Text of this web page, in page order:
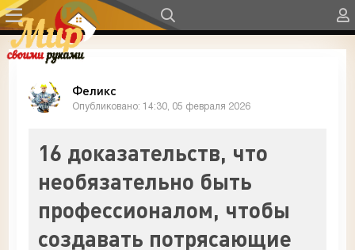
Феликс
Опубликовано: 14:30, 05 февраля 2026
16 доказательств, что
необязательно быть
профессионалом, чтобы
создавать потрясающие